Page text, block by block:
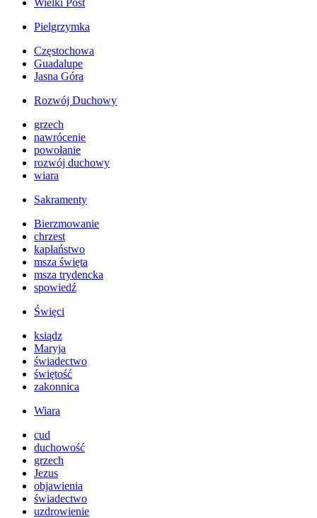
Wielki Post
Pielgrzymka
Częstochowa
Guadalupe
Jasna Góra
Rozwój Duchowy
grzech
nawrócenie
powołanie
rozwój duchowy
wiara
Sakramenty
Bierzmowanie
chrzest
kapłaństwo
msza święta
msza trydencka
spowiedź
Święci
ksiądz
Maryja
świadectwo
świętość
zakonnica
Wiara
cud
duchowość
grzech
Jezus
objawienia
świadectwo
uzdrowienie